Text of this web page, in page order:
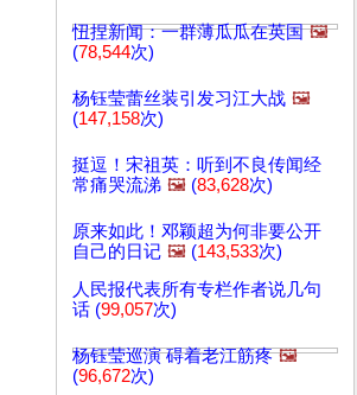
忸捏新闻：一群薄瓜瓜在英国 🖼️
(78,544次)
杨钰莹蕾丝装引发习江大战 🖼️
(147,158次)
挺逗！宋祖英：听到不良传闻经
常痛哭流涕 🖼️ (83,628次)
原来如此！邓颖超为何非要公开
自己的日记 🖼️ (143,533次)
人民报代表所有专栏作者说几句
话 (99,057次)
杨钰莹巡演 碍着老江筋疼 🖼️
(96,672次)